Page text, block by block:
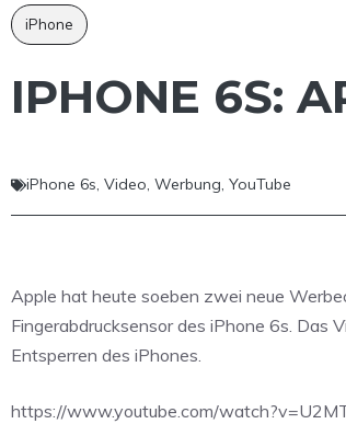
iPhone
IPHONE 6S:
iPhone 6s, Video, Werbung, YouTube
Apple hat heute soeben zwei neue
Fingerabdrucksensor des iPhone 6s. Das
Entsperren des iPhones.
https://www.youtube.com/